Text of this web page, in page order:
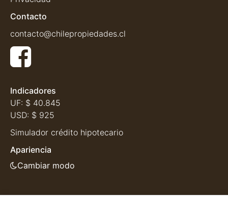
Contacto
contacto@chilepropiedades.cl
Indicadores
UF: $ 40.845
USD: $ 925
Simulador crédito hipotecario
Apariencia
Cambiar modo